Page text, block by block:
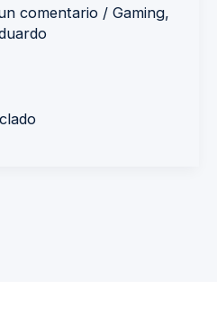
comentario / Gaming,